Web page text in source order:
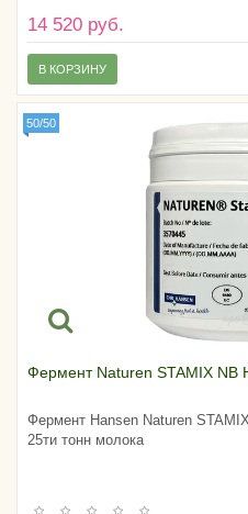
14 520 руб.
В КОРЗИНУ
50/50
Фермент Naturen STAMIX NB
Фермент Hansen Naturen
25ти тонн молока